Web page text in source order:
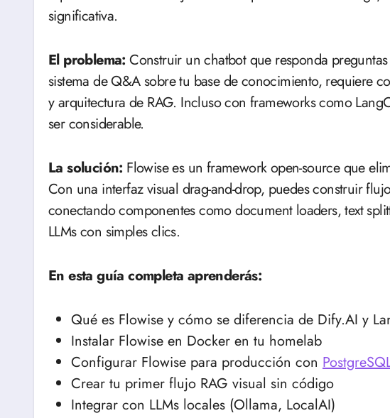
significativa.
El problema: Construir un chatbot que responda
sistema de Q&A sobre tu base de conocimiento, requiere
y arquitectura de RAG. Incluso con frameworks como
ser considerable.
La solución: Flowise es un framework open-source que
Con una interfaz visual drag-and-drop, puedes construir
conectando componentes como document loaders, text
LLMs con simples clics.
En esta guía completa aprenderás:
Qué es Flowise y cómo se diferencia de Dify.AI y
Instalar Flowise en Docker en tu homelab
Configurar Flowise para producción con
Crear tu primer flujo RAG visual sin código
Integrar con LLMs locales (Ollama, LocalAI)